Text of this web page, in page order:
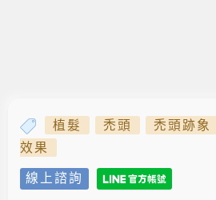
植髮 禿頭 禿頭跡象
效果
線上諮詢